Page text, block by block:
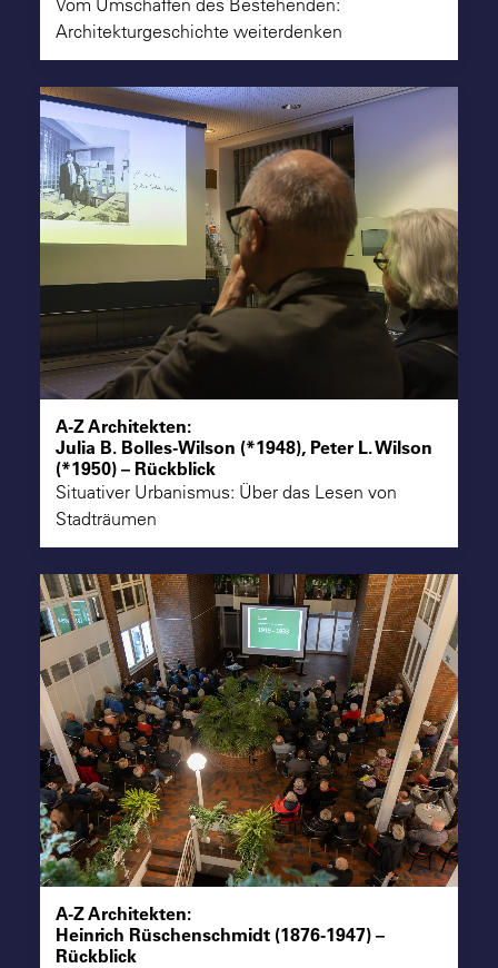
Vom Umschaffen des Bestehenden:
Architekturgeschichte weiterdenken
A-Z Architekten:
Julia B. Bolles-Wilson (*1948), Peter L. Wilson
(*1950) – Rückblick
Situativer Urbanismus: Über das Lesen von
Stadträumen
A-Z Architekten:
Heinrich Rüschenschmidt (1876-1947) –
Rückblick